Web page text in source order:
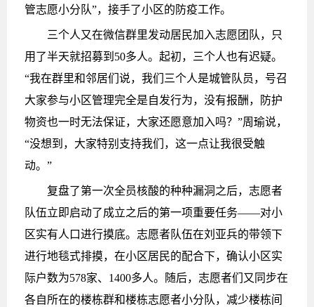
管志愿小分队”，接手了小区的防疫工作。
三个人又在微信群里发动居民加入志愿团队，只
用了半天就招募到50多人。起初，三个人也有迟疑。
“我在群里和邻居们说，我们三个人是城管队员，号召
大家参与小区管理完全是自发行为，没有报酬，防护
物资也一时无法保证，大家还愿意加入吗？”周瑜说，
“没想到，大家特别支持我们，这一点让我很受触
动。”
复盘了第一次全员核酸的种种漏洞之后，志愿者
队伍立即启动了成立之后的第一项重要任务——对小
区实有人口进行摸底。志愿者队伍在刘亚兵的带领下
进行地毯式排摸，在小区居民的配合下，确认小区实
际户数为578家、1400多人。随后，志愿者们又同步在
各自所在的楼栋群和楼栋志愿者小分队，减少楼栋间